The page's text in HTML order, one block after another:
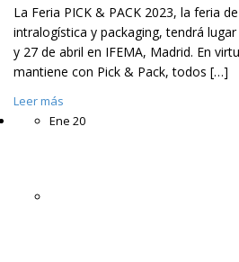
La Feria PICK & PACK 2023, la feria
intralogística y packaging, tendrá
y 27 de abril en IFEMA, Madrid. En
mantiene con Pick & Pack, todos […]
Leer más
Ene 20